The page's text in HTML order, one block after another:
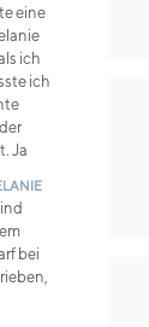
eine
ich
ich
Ja
bei